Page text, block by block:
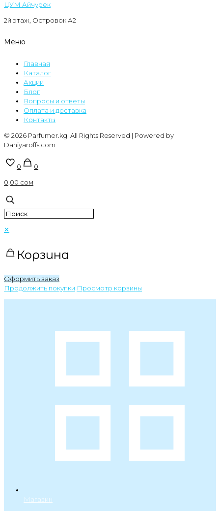
ЦУМ Айчурек
2й этаж, Островок А2
Меню
Главная
Каталог
Акции
Блог
Вопросы и ответы
Оплата и доставка
Контакты
© 2026 Parfumer.kg| All Rights Reserved | Powered by
Daniyaroffs.com
0
0
0,00 сом
✕
Корзина
Оформить заказ
Продолжить покупки Просмотр корзины
Магазин